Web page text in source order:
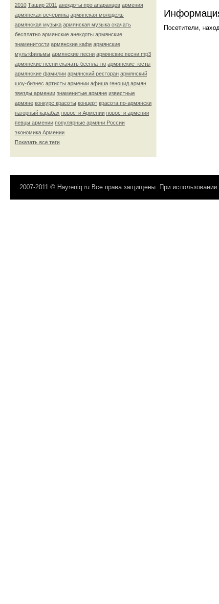
2010 Ташир 2011 анекдоты про апаранцев армения
армянская вечеринка армянская молодежь
армянская музыка армянская музыка скачать
бесплатно армянские анекдоты армянские
знаменитости армянские кафе армянские
мультфильмы армянские песни армянские песни mp3
армянские песни скачать бесплатно армянские тосты
армянские фамилии армянский ресторан армянский
шоу-бизнес артисты армении афиша геноцид армян
звезды армении знаменитые армяне известные
армяне конкурс красоты концерт красота по-армянски
нагорный карабах новости Армении новости армении
певцы армении популярные армяни России
экономика Армении
Показать все теги
Посетители,
2007-2011 © Hayreniq.ru Все права защищены. При